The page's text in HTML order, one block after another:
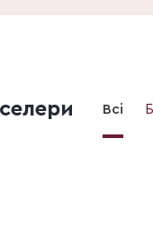
Всі